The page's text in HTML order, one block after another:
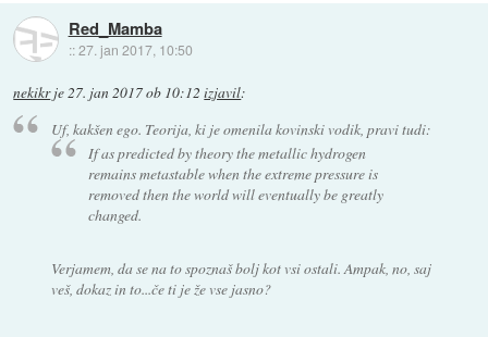
Red_Mamba
::27. jan 2017, 10:50
nekikrje27. jan 2017 ob 10:12 izjavil:
Uf, kakšen ego. Teorija, ki je omenila kovinski vodik, pravi tudi:
If as predicted by theory the metallic hydrogen
remains metastable when the extreme pressure is
removed then the world will eventually be greatly
changed.
Verjamem, da se na to spoznaš bolj kot vsi ostali. Ampak, no, saj
veš, dokaz in to...če ti je že vse jasno?